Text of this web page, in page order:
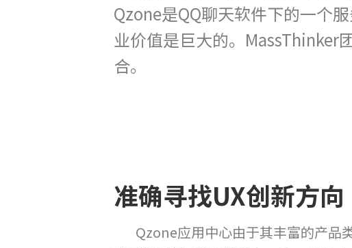
Qzone是QQ聊天软件下的一个
业价值是巨大的。MassThinker
合。
准确寻找UX创新方向
Qzone应用中心由于其丰富的产品